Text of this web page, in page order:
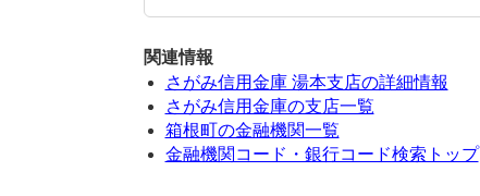
関連情報
さがみ信用金庫 湯本支店の詳細情報
さがみ信用金庫の支店一覧
箱根町の金融機関一覧
金融機関コード・銀行コード検索トップ